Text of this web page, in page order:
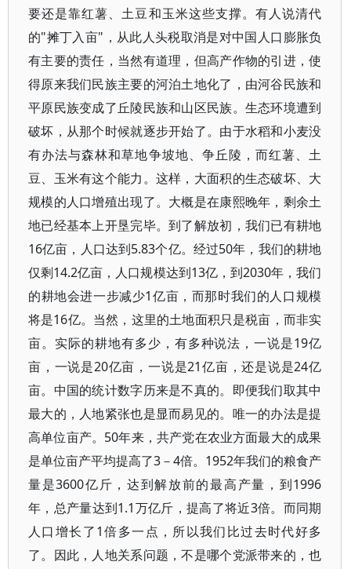
要还是靠红薯、土豆和玉米这些支撑。有人说清代
的"摊丁入亩"，从此人头税取消是对中国人口膨胀负
有主要的责任，当然有道理，但高产作物的引进，使
得原来我们民族主要的河泊土地化了，由河谷民族和
平原民族变成了丘陵民族和山区民族。生态环境遭到
破坏，从那个时候就逐步开始了。由于水稻和小麦没
有办法与森林和草地争坡地、争丘陵，而红薯、土
豆、玉米有这个能力。这样，大面积的生态破坏、大
规模的人口增殖出现了。大概是在康熙晚年，剩余土
地已经基本上开垦完毕。到了解放初，我们已有耕地
16亿亩，人口达到5.83个亿。经过50年，我们的耕地
仅剩14.2亿亩，人口规模达到13亿，到2030年，我们
的耕地会进一步减少1亿亩，而那时我们的人口规模
将是16亿。当然，这里的土地面积只是税亩，而非实
亩。实际的耕地有多少，有多种说法，一说是19亿
亩，一说是20亿亩，一说是21亿亩，还是说是24亿
亩。中国的统计数字历来是不真的。即便我们取其中
最大的，人地紧张也是显而易见的。唯一的办法是提
高单位亩产。50年来，共产党在农业方面最大的成果
是单位亩产平均提高了3－4倍。1952年我们的粮食产
量是3600亿斤，达到解放前的最高产量，到1996
年，总产量达到1.1万亿斤，提高了将近3倍。而同期
人口增长了1倍多一点，所以我们比过去时代好多
了。因此，人地关系问题，不是哪个党派带来的，也